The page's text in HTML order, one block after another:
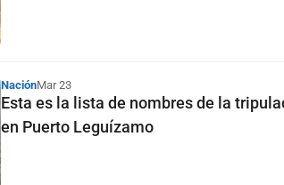
NaciónMar 23
Esta es la lista de nombres de la
en Puerto Leguízamo